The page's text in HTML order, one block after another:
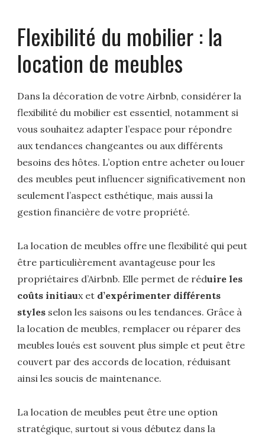
Flexibilité du mobilier : la
location de meubles
Dans la décoration de votre Airbnb, considérer la
flexibilité du mobilier est essentiel, notamment si
vous souhaitez adapter l’espace pour répondre
aux tendances changeantes ou aux différents
besoins des hôtes. L’option entre acheter ou louer
des meubles peut influencer significativement non
seulement l’aspect esthétique, mais aussi la
gestion financière de votre propriété.
La location de meubles offre une flexibilité qui peut
être particulièrement avantageuse pour les
propriétaires d’Airbnb. Elle permet de réduire les
coûts initiaux et d’expérimenter différents
styles selon les saisons ou les tendances. Grâce à
la location de meubles, remplacer ou réparer des
meubles loués est souvent plus simple et peut être
couvert par des accords de location, réduisant
ainsi les soucis de maintenance.
La location de meubles peut être une option
stratégique, surtout si vous débutez dans la